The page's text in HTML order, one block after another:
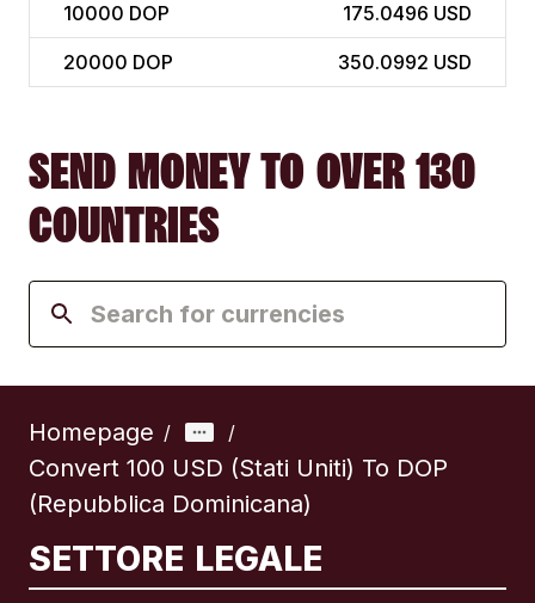
10000 DOP 175.0496 USD
20000 DOP 350.0992 USD
SEND MONEY TO OVER 130
COUNTRIES
Homepage / /
Convert 100 USD (Stati Uniti) To DOP
(Repubblica Dominicana)
SETTORE LEGALE